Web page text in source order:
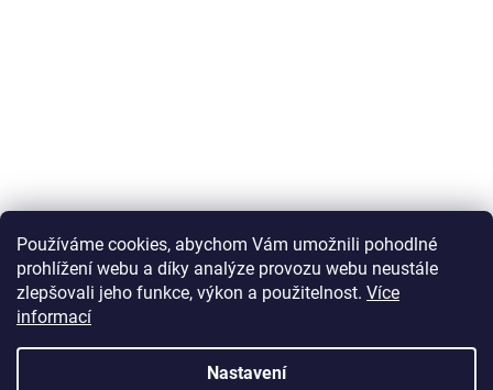
Používáme cookies, abychom Vám umožnili pohodlné
prohlížení webu a díky analýze provozu webu neustále
zlepšovali jeho funkce, výkon a použitelnost. Více
informací
Nastavení